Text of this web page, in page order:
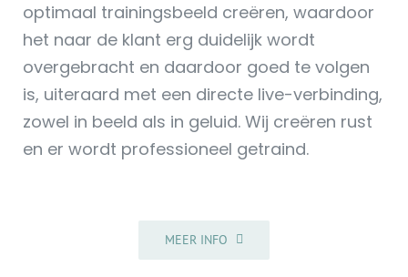
optimaal trainingsbeeld creëren, waardoor
het naar de klant erg duidelijk wordt
overgebracht en daardoor goed te volgen
is, uiteraard met een directe live-verbinding,
zowel in beeld als in geluid. Wij creëren rust
en er wordt professioneel getraind.
MEER INFO